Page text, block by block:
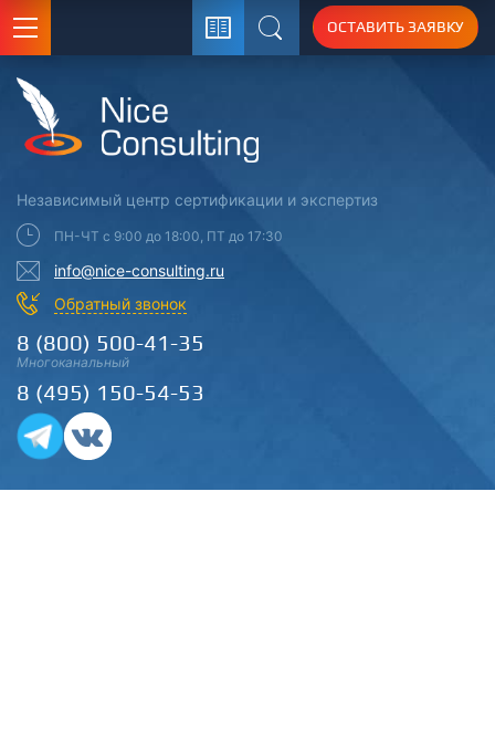
Поиск
ОСТАВИТЬ ЗАЯВКУ
Независимый центр сертификации и экспертиз
ПН-ЧТ с 9:00 до 18:00, ПТ до 17:30
info@nice-consulting.ru
Обратный звонок
8 (800) 500-41-35
Многоканальный
8 (495) 150-54-53